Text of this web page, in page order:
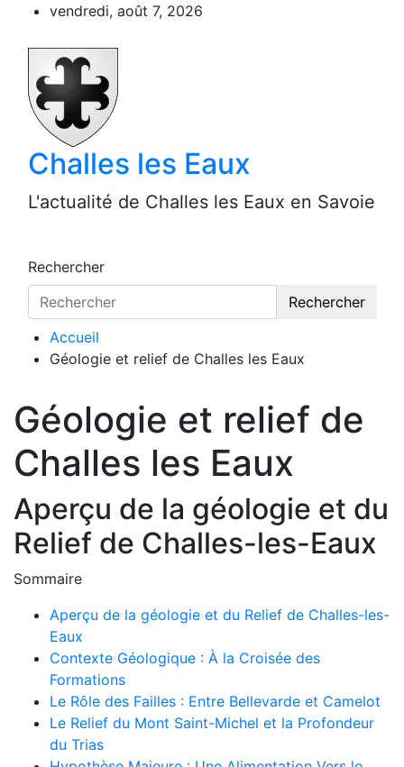
contenu
vendredi, août 7, 2026
Challes les Eaux
L'actualité de Challes les Eaux en Savoie
Rechercher
Rechercher
Accueil
Géologie et relief de Challes les Eaux
Géologie et relief de
Challes les Eaux
Aperçu de la géologie et du
Relief de Challes-les-Eaux
Sommaire
Aperçu de la géologie et du Relief de Challes-les-
Eaux
Contexte Géologique : À la Croisée des
Formations
Le Rôle des Failles : Entre Bellevarde et Camelot
Le Relief du Mont Saint-Michel et la Profondeur
du Trias